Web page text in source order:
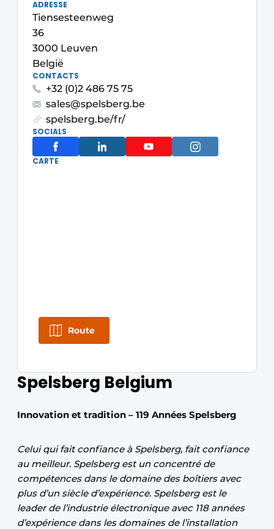
S’inscrire à l’événement
S’inscrire
Termes et conditions
Video’s
Spelsberg Belgium
Innovation et tradition – 119 Années Spelsberg
Celui qui fait confiance à Spelsberg, fait confiance
au meilleur. Spelsberg est un concentré de
compétences dans le domaine des boîtiers avec
plus d’un siècle d’expérience. Spelsberg est le
leader de l’industrie électronique avec 118 années
d’expérience dans les domaines de l’installation
ADRESSE
Tiensesteenweg
36
3000 Leuven
België
CONTACTS
+32 (0)2 486 75 75
sales@spelsberg.be
spelsberg.be/fr/
SOCIALS
CARTE
Route